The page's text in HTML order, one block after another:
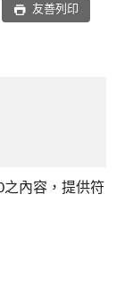
友善列印
之內容，提供符